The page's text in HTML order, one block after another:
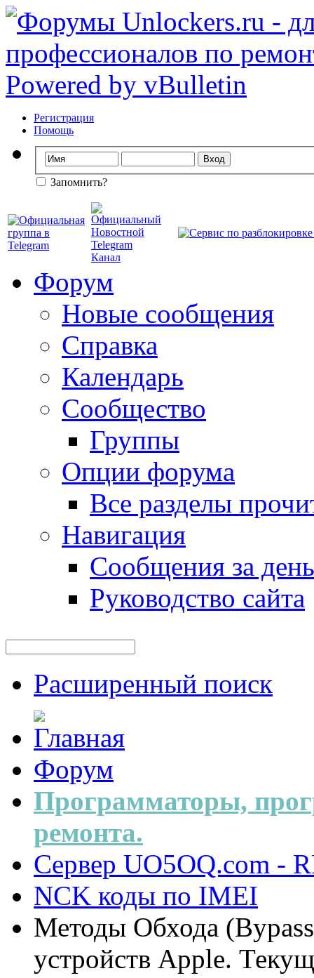
Регистрация
Помощь
Запомнить?
Форум
Новые сообщения
Справка
Календарь
Сообщество
Группы
Опции форума
Все разделы
Навигация
Сообщения за день
Руководство сайта
Расширенный поиск
Форум
Программаторы,
ремонта.
Сервер UO5OQ.com -
NCK коды по IMEI
Методы Обхода
устройств Apple.